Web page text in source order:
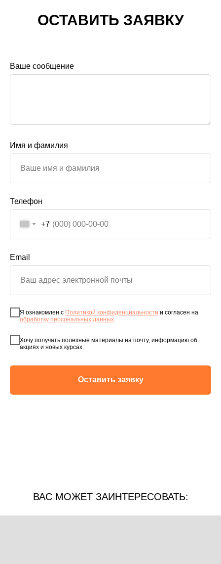
ОСТАВИТЬ ЗАЯВКУ
Ваше сообщение
Имя и фамилия
Телефон
+7
Email
Я ознакомлен с Политикой конфиденциальности и согласен на
обработку персональных данных
Хочу получать полезные материалы на почту, информацию об
акциях и новых курсах.
Оставить заявку
ВАС МОЖЕТ ЗАИНТЕРЕСОВАТЬ: